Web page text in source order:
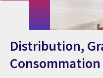
Distribution,